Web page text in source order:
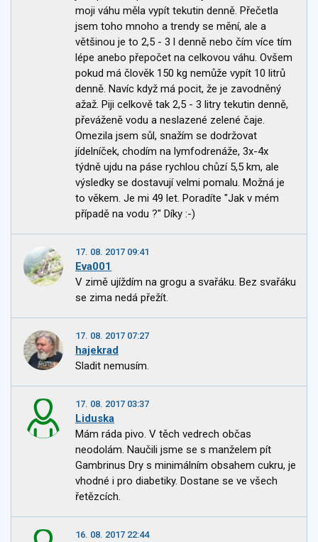
moji váhu měla vypít tekutin denně. Přečetla
jsem toho mnoho a trendy se mění, ale a
většinou je to 2,5 - 3 l denně nebo čím více tím
lépe anebo přepočet na celkovou váhu. Ovšem
pokud má člověk 150 kg nemůže vypít 10 litrů
denně. Navíc když má pocit, že je zavodněný
ažaž. Piji celkově tak 2,5 - 3 litry tekutin denně,
převáženě vodu a neslazené zelené čaje.
Omezila jsem sůl, snažím se dodržovat
jídelníček, chodím na lymfodrenáže, 3x-4x
týdně ujdu na páse rychlou chůzí 5,5 km, ale
výsledky se dostavují velmi pomalu. Možná je
to věkem. Je mi 49 let. Poradíte "Jak v mém
případě na vodu ?" Díky :-)
17. 08. 2017 09:41
Eva001
V zimě ujíždím na grogu a svařáku. Bez svařáku
se zima nedá přežít.
17. 08. 2017 07:27
hajekrad
Sladit nemusím.
17. 08. 2017 03:37
Liduska
Mám ráda pivo. V těch vedrech občas
neodolám. Naučili jsme se s manželem pít
Gambrinus Dry s minimálním obsahem cukru, je
vhodné i pro diabetiky. Dostane se ve všech
řetězcích.
16. 08. 2017 22:44